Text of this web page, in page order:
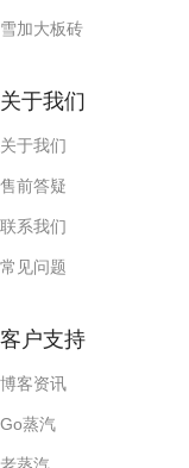
雪加大板砖
关于我们
关于我们
售前答疑
联系我们
常见问题
客户支持
博客资讯
Go蒸汽